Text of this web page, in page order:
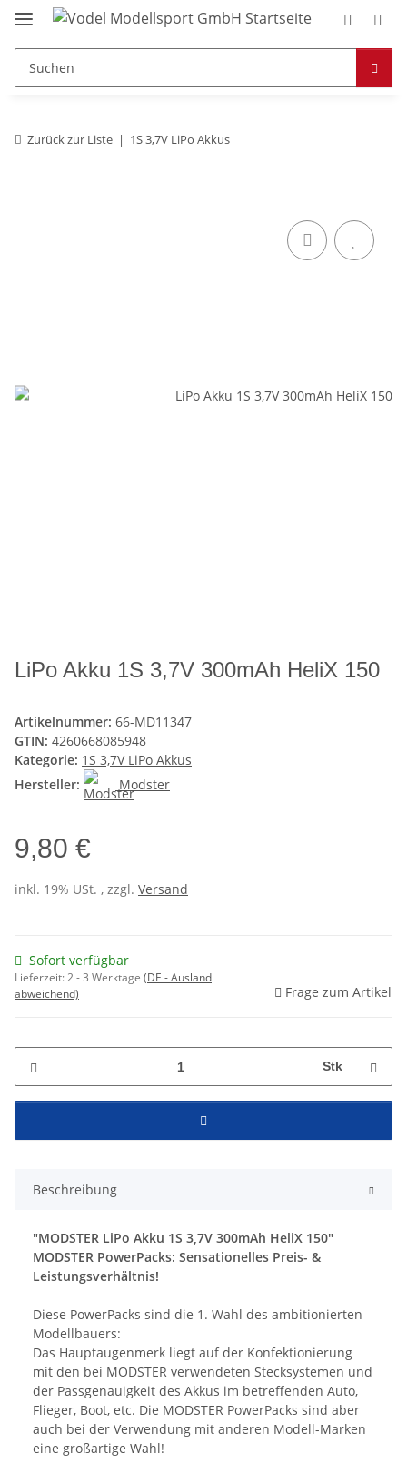
Zurück zur Liste 1S 3,7V LiPo Akkus
LiPo Akku 1S 3,7V 300mAh HeliX 150
Artikelnummer: 66-MD11347
GTIN: 4260668085948
Kategorie: 1S 3,7V LiPo Akkus
Hersteller:
Modster
9,80 €
inkl. 19% USt. , zzgl. Versand
Sofort verfügbar
Lieferzeit:2 - 3 Werktage (DE - Ausland
abweichend)
Frage zum Artikel
Stk
Beschreibung
"MODSTER LiPo Akku 1S 3,7V 300mAh HeliX 150"
MODSTER PowerPacks: Sensationelles Preis- &
Leistungsverhältnis!
Diese PowerPacks sind die 1. Wahl des ambitionierten
Modellbauers:
Das Hauptaugenmerk liegt auf der Konfektionierung
mit den bei MODSTER verwendeten Stecksystemen und
der Passgenauigkeit des Akkus im betreffenden Auto,
Flieger, Boot, etc. Die MODSTER PowerPacks sind aber
auch bei der Verwendung mit anderen Modell-Marken
eine großartige Wahl!